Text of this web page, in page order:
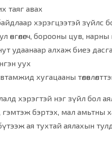
таяг авах
хэрэгцээтэй зүйлс
өнгөлөгч, борооны цув,
удаанаар алхаж биеэ
уух
хугацааны
аялалд хэрэгтэй нэг зүйл
бэртэх, мал амьтны
ая тухтай аялахын тулд